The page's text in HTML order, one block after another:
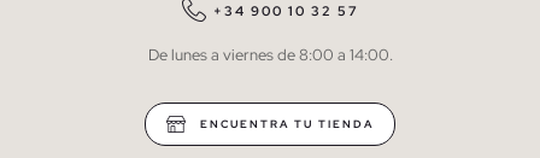
QUIERO SUSCRIBIRME
* Puedes cancelar la suscripción en cualquier momento.
+34 900 10 32 57
De lunes a viernes de 8:00 a 14:00.
ENCUENTRA TU TIENDA